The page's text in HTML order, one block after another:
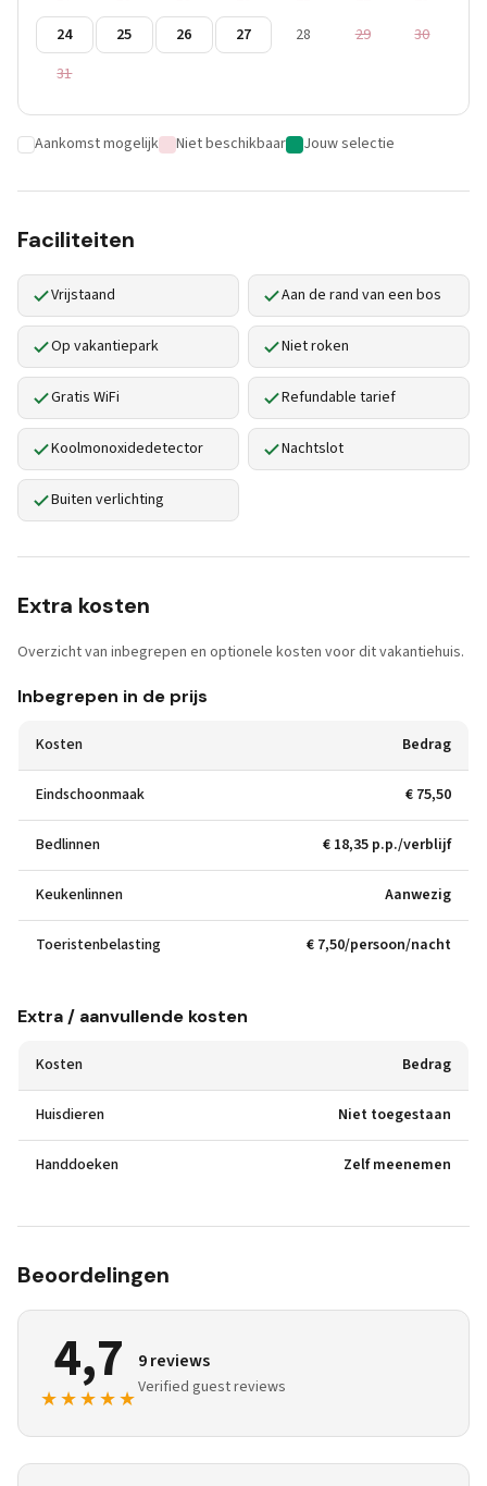
24
25 26 27 28 29
30
31
Aankomst mogelijk Niet beschikbaar Jouw selectie
Faciliteiten
Vrijstaand Aan de rand van een bos
Op vakantiepark Niet roken
Gratis WiFi Refundable tarief
Koolmonoxidedetector Nachtslot
Buiten verlichting
Extra kosten
Overzicht van inbegrepen en optionele kosten voor dit vakantiehuis.
Inbegrepen in de prijs
Kosten Bedrag
Eindschoonmaak € 75,50
Bedlinnen € 18,35 p.p./verblijf
Keukenlinnen Aanwezig
Toeristenbelasting € 7,50/persoon/nacht
Extra / aanvullende kosten
Kosten Bedrag
Huisdieren Niet toegestaan
Handdoeken Zelf meenemen
Beoordelingen
4,7
★★★★★
9 reviews
Verified guest reviews